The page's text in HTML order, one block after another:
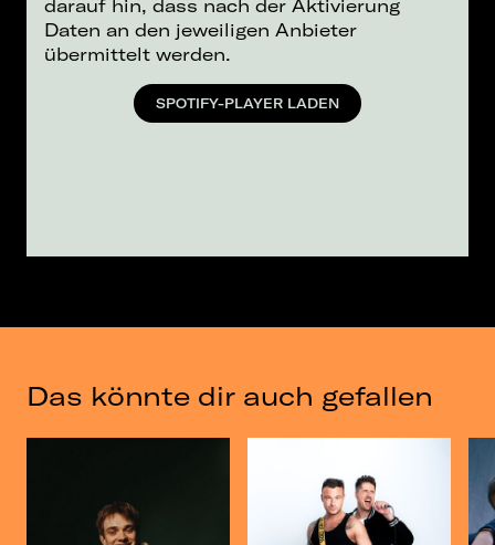
darauf hin, dass nach der Aktivierung
Daten an den jeweiligen Anbieter
übermittelt werden.
SPOTIFY-PLAYER LADEN
Das könnte dir auch gefallen